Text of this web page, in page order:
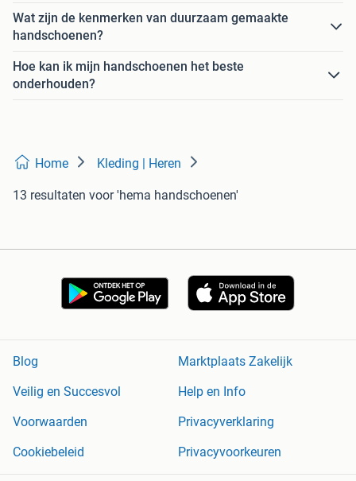
Wat zijn de kenmerken van duurzaam gemaakte
handschoenen?
Hoe kan ik mijn handschoenen het beste
onderhouden?
Home Kleding | Heren
13 resultaten voor 'hema handschoenen'
Blog
Marktplaats Zakelijk
Veilig en Succesvol
Help en Info
Voorwaarden
Privacyverklaring
Cookiebeleid
Privacyvoorkeuren